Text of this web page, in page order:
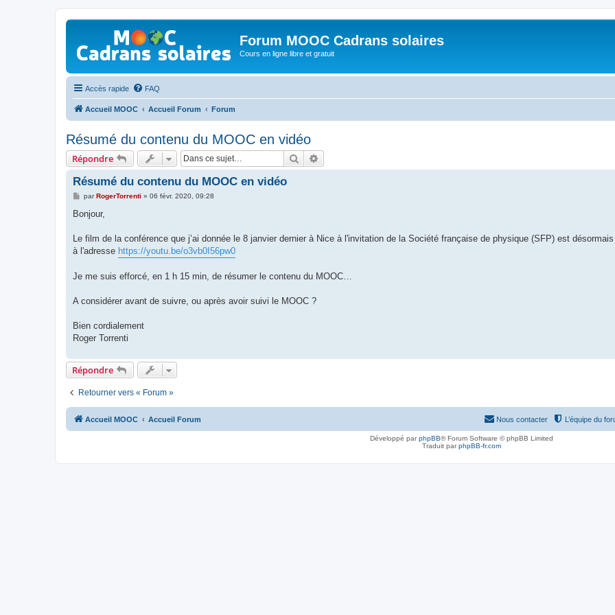
Forum MOOC Cadrans solaires
Cours en ligne libre et gratuit
Accès rapide FAQ
Accueil MOOC Accueil Forum Forum
Résumé du contenu du MOOC en vidéo
Répondre Rechercher
Résumé du contenu du MOOC en vidéo
M
s
g
parRogerTorrenti » 06 févr. 2020, 09:28
Bonjour,
Le film de la conférence que j’ai donnée le 8 janvier dernier à Nice à l'invitation de la Société française de physique (SFP) est
à l'adresse https://youtu.be/o3vb0I56pw0
Je me suis efforcé, en 1 h 15 min, de résumer le contenu du MOOC…
A considérer avant de suivre, ou après avoir suivi le MOOC ?
Bien cordialement
Roger Torrenti
Répondre
Retourner vers « Forum »
Accueil MOOC Accueil Forum L’équipe du
Nous contacter
Développé parphpBB® Forum Software © phpBB Limited
Traduit parphpBB-fr.com